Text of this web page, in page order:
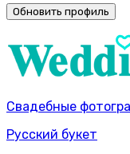
Свадебные
Русский букет